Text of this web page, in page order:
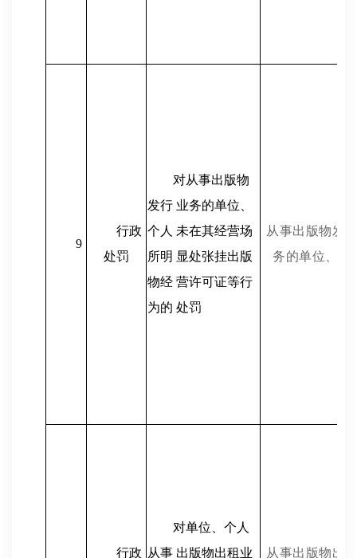
9
行政
处罚
对从事出版物
发行 业务的单位、
个人 未在其经营场
所明 显处张挂出版
物经 营许可证等行
为的 处罚
从事出版物发
务的单位、个
行政
对单位、个人
从事 出版物出租业
从事出版物出